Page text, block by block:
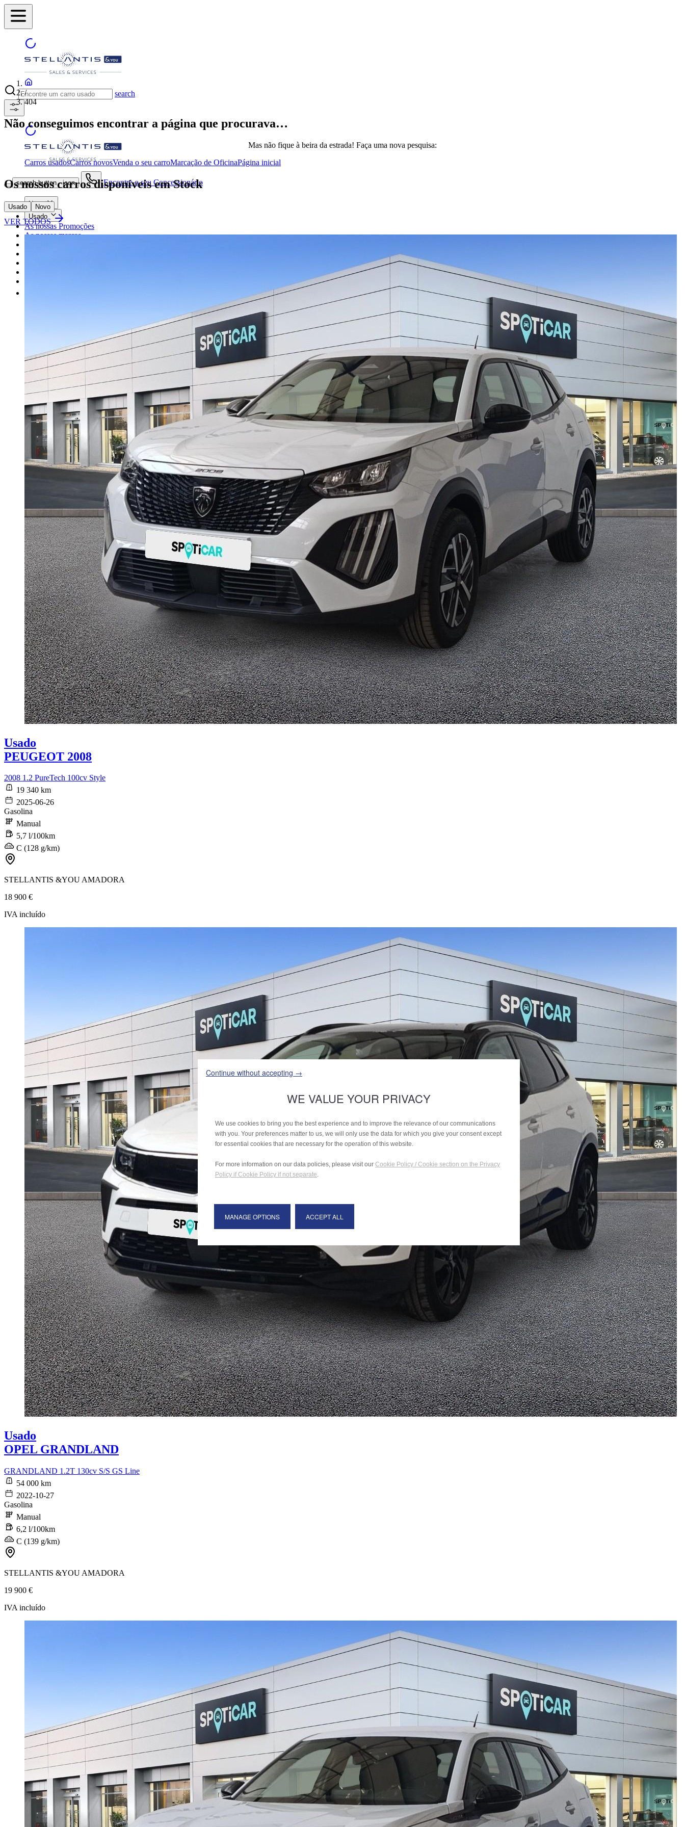
search
search button - icon Encontre o seu Concessionário
Novo
Usado
As nossas Promoções
As nossas marcas
/
404
Não conseguimos encontrar a página que procurava…
Mas não fique à beira da estrada! Faça uma nova pesquisa:
Carros usadosCarros novosVenda o seu carroMarcação de OficinaPágina inicial
Os nossos carros disponíveis em Stock
Usado Novo
VER TODOS
Usado
PEUGEOT 2008
2008 1.2 PureTech 100cv Style
19 340 km
2025-06-26
Gasolina
Manual
5,7 l/100km
C (128 g/km)
STELLANTIS &YOU AMADORA
18 900 €
IVA incluído
Usado
OPEL GRANDLAND
GRANDLAND 1.2T 130cv S/S GS Line
54 000 km
2022-10-27
Gasolina
Manual
6,2 l/100km
C (139 g/km)
STELLANTIS &YOU AMADORA
19 900 €
IVA incluído
Continue without accepting →
WE VALUE YOUR PRIVACY
We use cookies to bring you the best experience and to improve the relevance of our communications
with you. Your preferences matter to us, we will only use the data for which you give your consent except
for essential cookies that are necessary for the operation of this website.
For more information on our data policies, please visit our Cookie Policy / Cookie section on the Privacy
Policy if Cookie Policy if not separate.
MANAGE OPTIONS ACCEPT ALL